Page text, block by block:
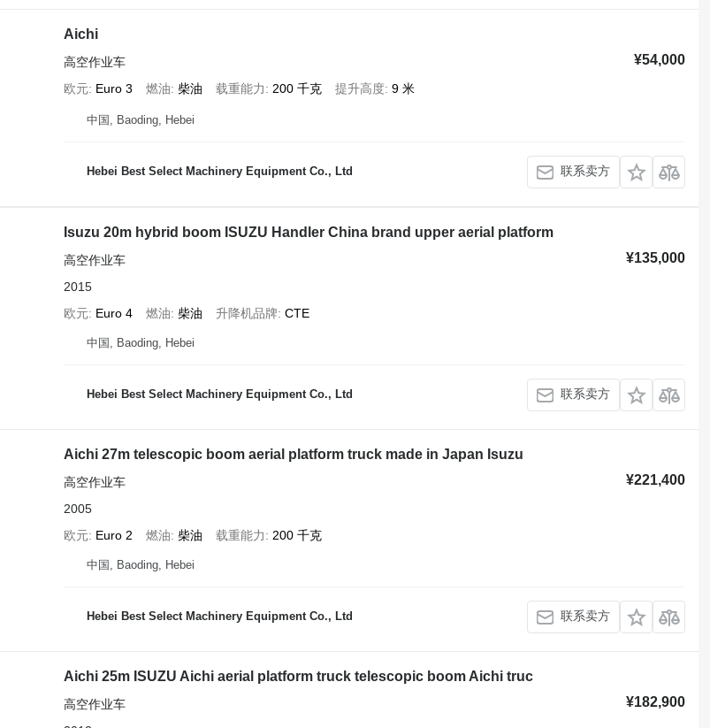
Aichi
¥54,000
高空作业车
欧元 Euro 3 燃油 柴油 载重能力 200 千克 提升高度 9 米
中国, Baoding, Hebei
Hebei Best Select Machinery Equipment Co., Ltd 联系卖方
Isuzu 20m hybrid boom ISUZU Handler China brand upper aerial platform
¥135,000
高空作业车
2015
欧元 Euro 4 燃油 柴油 升降机品牌 CTE
中国, Baoding, Hebei
Hebei Best Select Machinery Equipment Co., Ltd 联系卖方
Aichi 27m telescopic boom aerial platform truck made in Japan Isuzu
¥221,400
高空作业车
2005
欧元 Euro 2 燃油 柴油 载重能力 200 千克
中国, Baoding, Hebei
Hebei Best Select Machinery Equipment Co., Ltd 联系卖方
Aichi 25m ISUZU Aichi aerial platform truck telescopic boom Aichi truc
¥182,900
高空作业车